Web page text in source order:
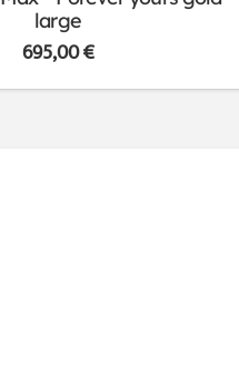
large
695,00€